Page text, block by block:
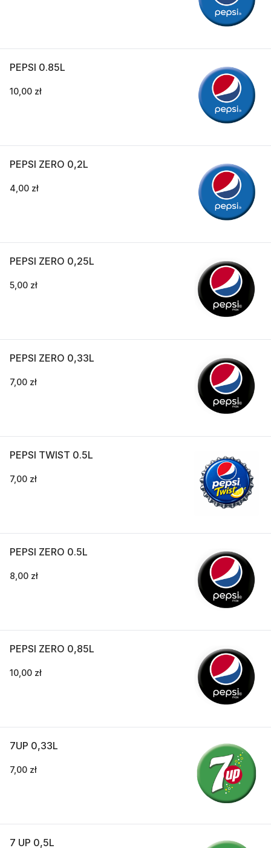
PEPSI 0.85L
10,00 zł
PEPSI ZERO 0,2L
4,00 zł
PEPSI ZERO 0,25L
5,00 zł
PEPSI ZERO 0,33L
7,00 zł
PEPSI TWIST 0.5L
7,00 zł
PEPSI ZERO 0.5L
8,00 zł
PEPSI ZERO 0,85L
10,00 zł
7UP 0,33L
7,00 zł
7 UP 0,5L